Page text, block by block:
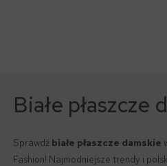
Białe płaszcze
Sprawdź białe płaszcze damskie
Fashion! Najmodniejsze trendy i